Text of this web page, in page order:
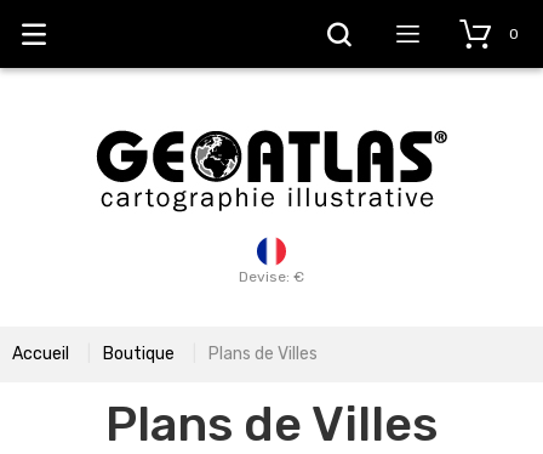
Devise: €
0
Accueil Boutique Plans de Villes
Plans de Villes